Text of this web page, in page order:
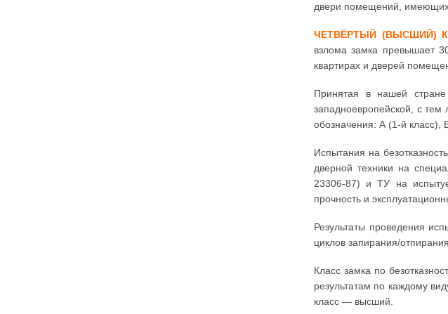
двери помещений,
ЧЕТВЁРТЫЙ (ВЫСШИЙ)
взлома замка превышает
квартирах и дверей
Принятая в нашей
западноевропейской, с
обозначения: А (1-й класс),
Испытания на
дверной техники на
23306-87) и ТУ на
прочность и
Результаты проведения
циклов запирания/
Класс замка по
результатам по каждому
класс — высший.